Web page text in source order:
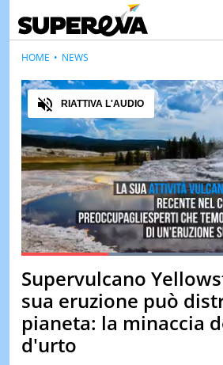
Pause Unmute
Loaded:
Audio
RIATTIVA L'AUDIO
Supervulcano
sua eruzione può
pianeta: la minaccia
d'urto
HOME NEWS